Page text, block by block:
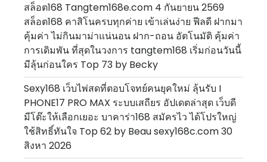
สล็อต168 Tangtem168e.com 4 กันยายน 2569
สล็อต168 คาสิโนครบทุกค่าย เข้าเล่นง่าย ฟีลดี ฝากมา
คุ้มค่า ไม่กินมาม่าแน่นอน ฝาก-ถอน อัตโนมัติ คุ้มค่า
การเดิมพัน ที่สุดในวงการ tangtem168 เริ่มก่อนวันนี้
มีลุ้นก่อนใคร Top 73 by Becky
Sexy168 เว็บไพ่สดที่ตอบโจทย์คนยุคใหม่ ลุ้นรับ I
PHONE17 PRO MAX ระบบเสถียร อัปเดตล่าสุด เว็บดี
มีโต๊ะให้เลือกเยอะ บาคาร่า168 สมัครไว ได้โปรใหญ่
ใช้สิทธิ์ทันใจ Top 62 by Beau sexy168c.com 30
สิงหา 2026